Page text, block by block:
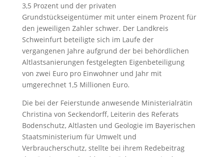
3,5 Prozent und der privaten
Grundstückseigentümer mit unter einem Prozent für
den jeweiligen Zahler schwer. Der Landkreis
Schweinfurt beteiligte sich im Laufe der
vergangenen Jahre aufgrund der bei behördlichen
Altlastsanierungen festgelegten Eigenbeteiligung
von zwei Euro pro Einwohner und Jahr mit
umgerechnet 1,5 Millionen Euro.
Die bei der Feierstunde anwesende Ministerialrätin
Christina von Seckendorff, Leiterin des Referats
Bodenschutz, Altlasten und Geologie im Bayerischen
Staatsministerium für Umwelt und
Verbraucherschutz, stellte bei ihrem Redebeitrag